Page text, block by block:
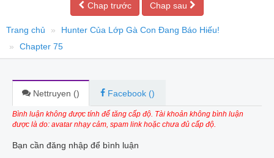
Chap trước Chap sau
Trang chủ
Hunter Của Lớp Gà Con Đang Báo Hiếu!
Chapter 75
Nettruyen () Facebook ()
Bình luận không được tính để tăng cấp độ. Tài khoản không bình luận
được là do: avatar nhạy cảm, spam link hoặc chưa đủ cấp độ.
Bạn cần đăng nhập để bình luận